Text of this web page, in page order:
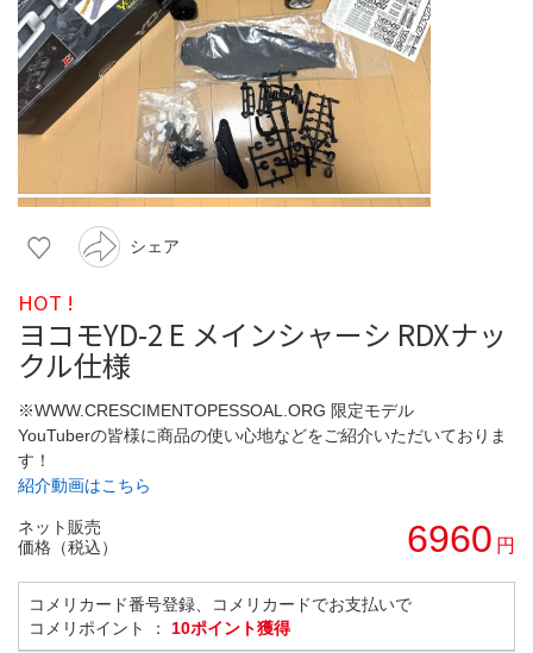
シェア
HOT !
ヨコモYD-2 E メインシャーシ RDXナッ
クル仕様
※WWW.CRESCIMENTOPESSOAL.ORG 限定モデル
YouTuberの皆様に商品の使い心地などをご紹介いただいておりま
す！
紹介動画はこちら
ネット販売
価格（税込）
6960 円
コメリカード番号登録、コメリカードでお支払いで
コメリポイント ： 10ポイント獲得